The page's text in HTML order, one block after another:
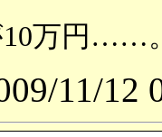
万円……
11/12